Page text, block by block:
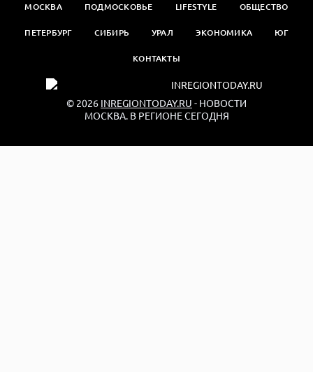
МОСКВА ПОДМОСКОВЬЕ LIFESTYLE ОБЩЕСТВО
ПЕТЕРБУРГ СИБИРЬ УРАЛ ЭКОНОМИКА ЮГ
КОНТАКТЫ
© 2026 INREGIONTODAY.RU - НОВОСТИ
МОСКВА. В РЕГИОНЕ СЕГОДНЯ